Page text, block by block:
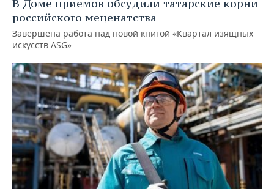
В Доме приемов обсудили татарские корни
российского меценатства
Завершена работа над новой книгой «Квартал изящных
искусств ASG»